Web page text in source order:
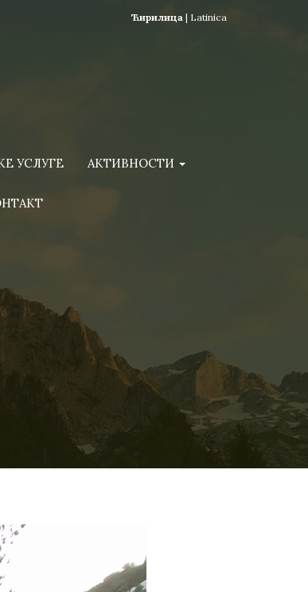
Ћирилица | Latinica
УСЛУГЕ АКТИВНОСТИ